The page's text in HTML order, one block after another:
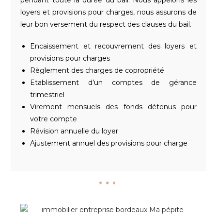
loyers et provisions pour charges, nous assurons de
leur bon versement du respect des clauses du bail.
Encaissement et recouvrement des loyers et
provisions pour charges
Règlement des charges de copropriété
Etablissement d’un comptes de gérance
trimestriel
Virement mensuels des fonds détenus pour
votre compte
Révision annuelle du loyer
Ajustement annuel des provisions pour charge